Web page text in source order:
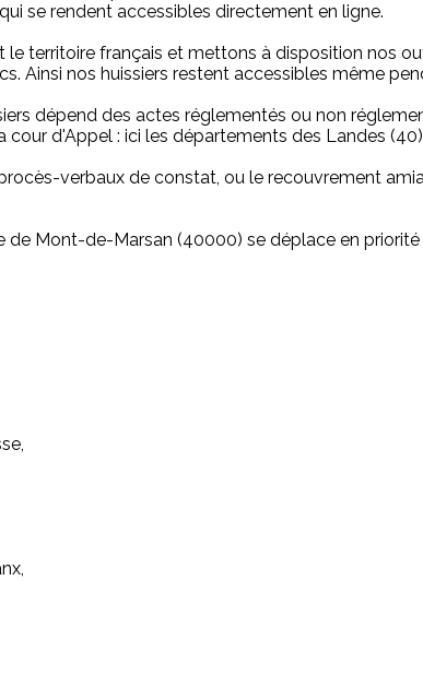
se rendent accessibles directement en ligne.
territoire français et mettons à disposition nos
Ainsi nos huissiers restent accessibles même
dépend des actes réglementés ou non
cour d'Appel : ici les départements des Landes
verbaux de constat, ou le recouvrement
de Mont-de-Marsan (40000) se déplace en